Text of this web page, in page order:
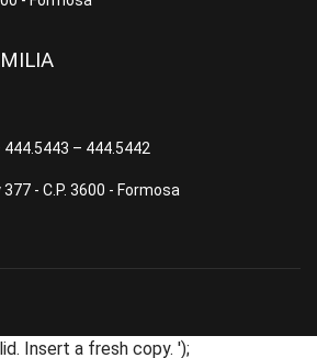
– 444.5442
- C.P. 3600 - Formosa
Insert a fresh copy. ');